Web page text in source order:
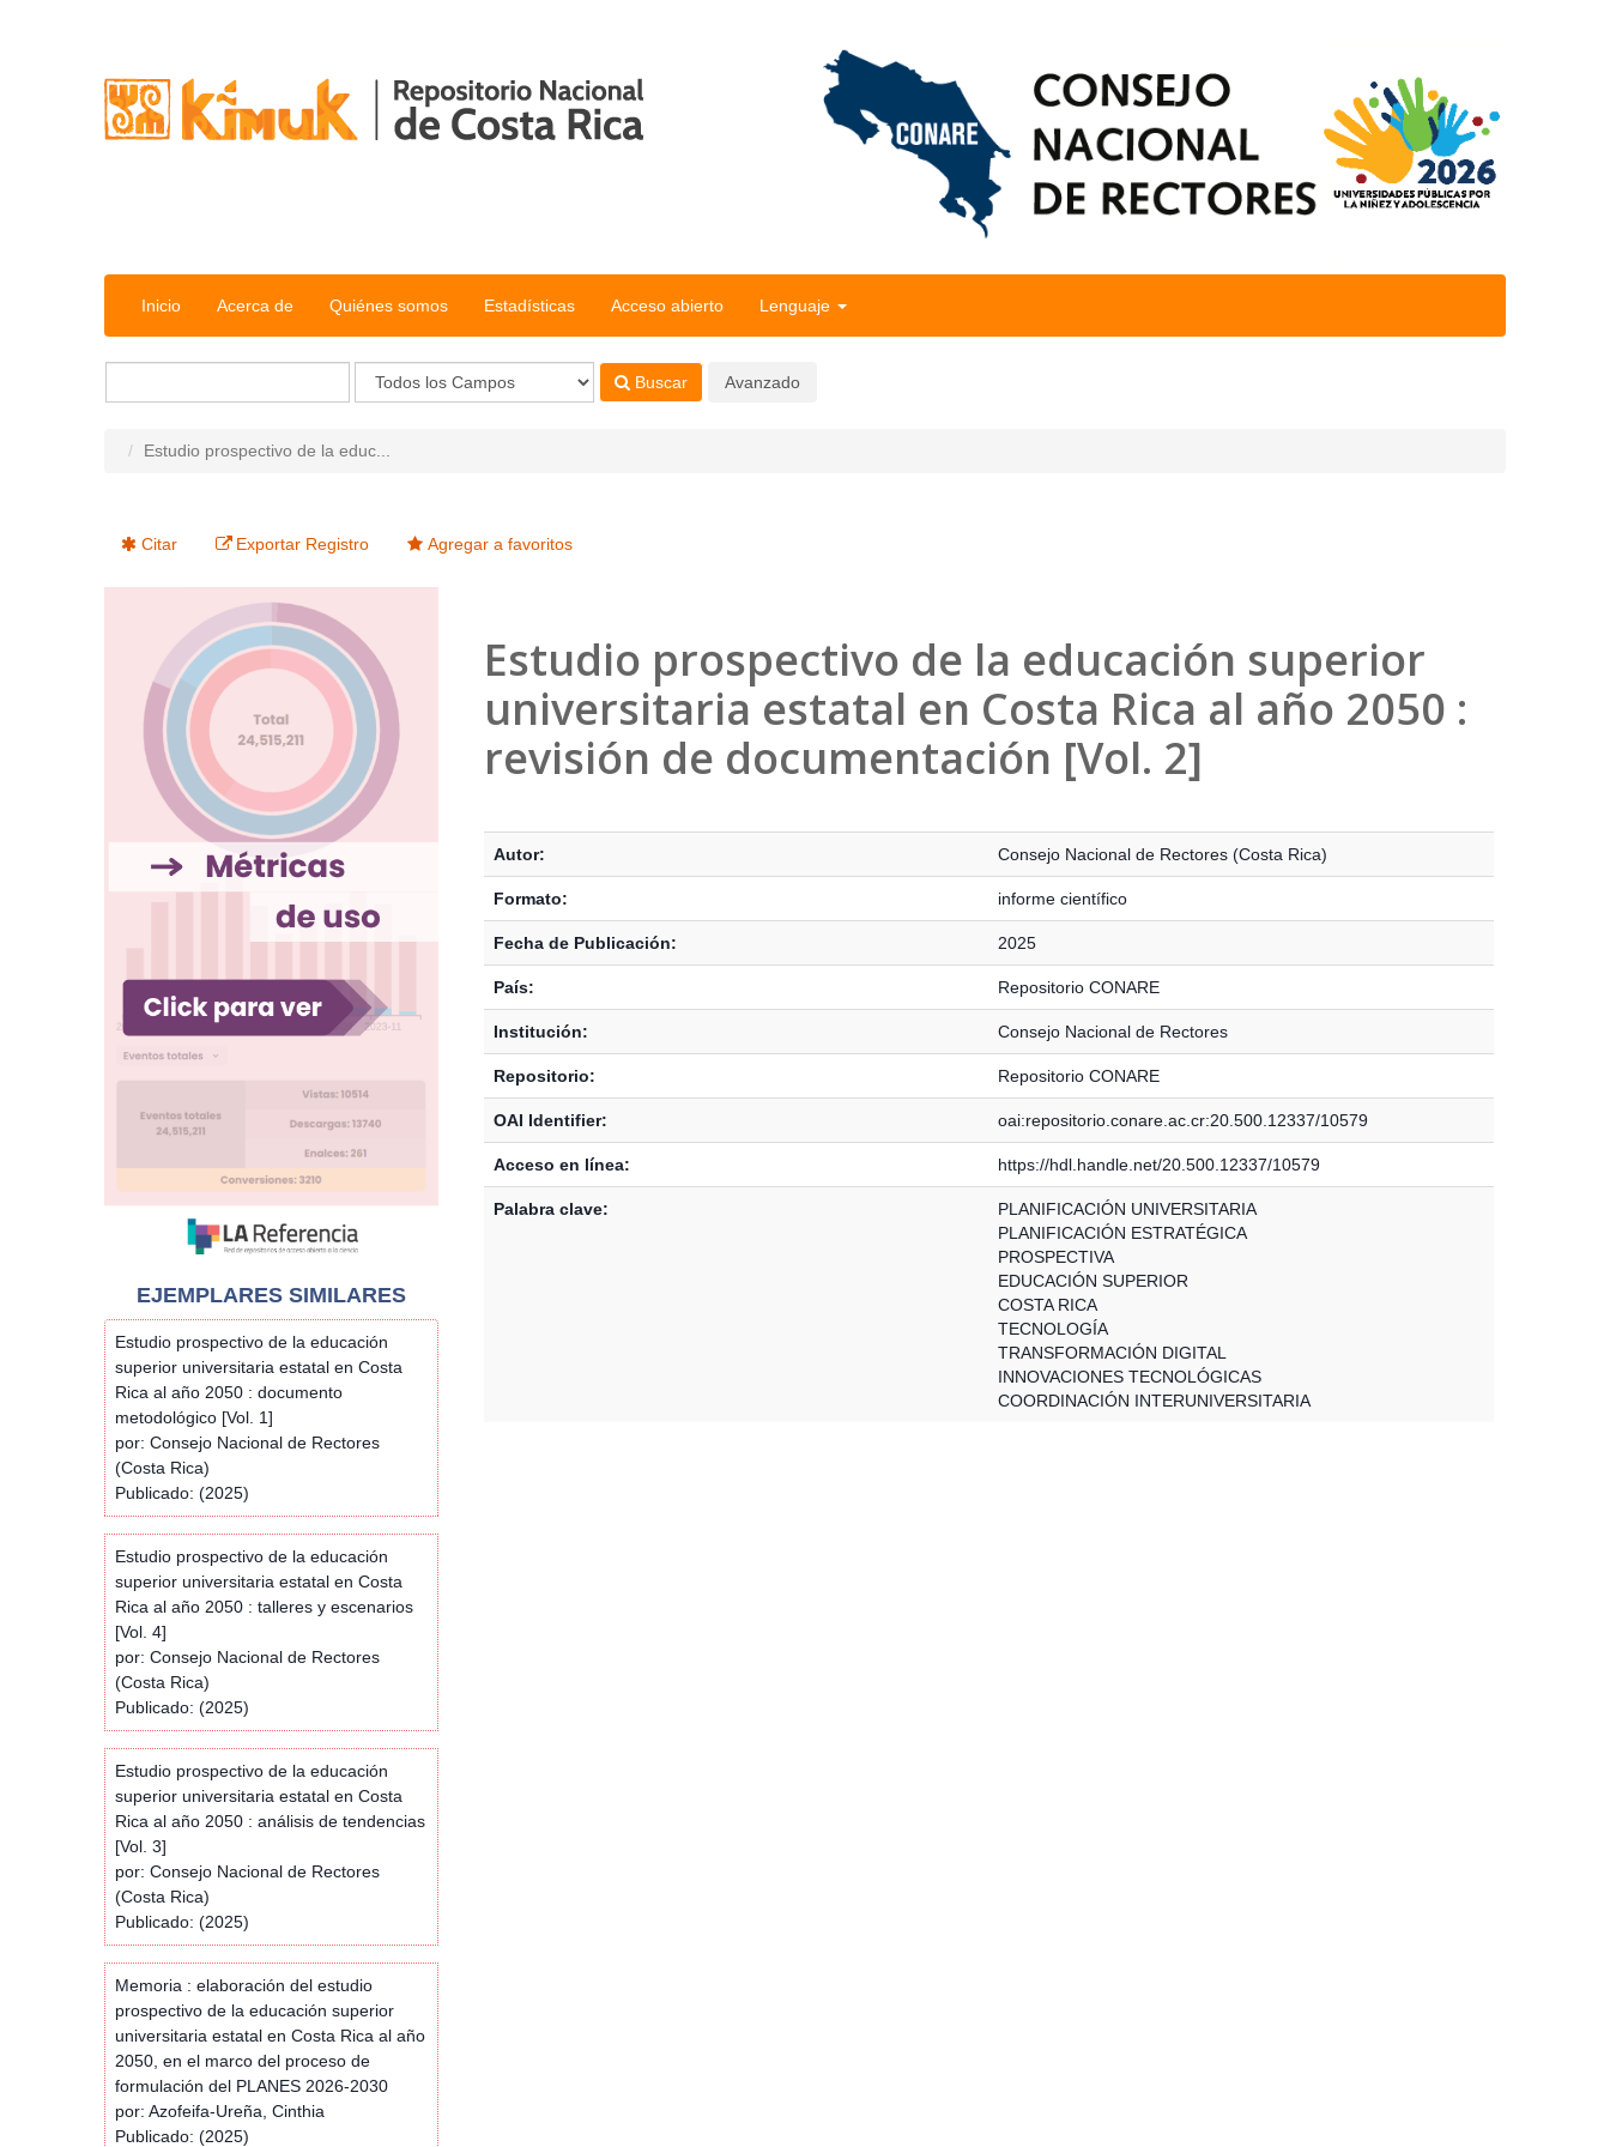
Inicio Acerca de Quiénes somos Estadísticas Acceso abierto Lenguaje
Buscar Avanzado
Estudio prospectivo de la educ...
Citar Exportar Registro Agregar a favoritos
Estudio prospectivo de la educación superior
universitaria estatal en Costa Rica al año 2050 :
revisión de documentación [Vol. 2]
Autor: Consejo Nacional de Rectores (Costa Rica)
Formato: informe científico
Fecha de Publicación: 2025
País: Repositorio CONARE
Institución: Consejo Nacional de Rectores
Repositorio: Repositorio CONARE
OAI Identifier: oai:repositorio.conare.ac.cr:20.500.12337/10579
Acceso en línea: https://hdl.handle.net/20.500.12337/10579
Palabra clave:
PLANIFICACIÓN UNIVERSITARIA
PLANIFICACIÓN ESTRATÉGICA
PROSPECTIVA
EDUCACIÓN SUPERIOR
COSTA RICA
TECNOLOGÍA
TRANSFORMACIÓN DIGITAL
INNOVACIONES TECNOLÓGICAS
COORDINACIÓN INTERUNIVERSITARIA
EJEMPLARES SIMILARES
Estudio prospectivo de la educación
superior universitaria estatal en Costa
Rica al año 2050 : documento
metodológico [Vol. 1]
por: Consejo Nacional de Rectores
(Costa Rica)
Publicado: (2025)
Estudio prospectivo de la educación
superior universitaria estatal en Costa
Rica al año 2050 : talleres y escenarios
[Vol. 4]
por: Consejo Nacional de Rectores
(Costa Rica)
Publicado: (2025)
Estudio prospectivo de la educación
superior universitaria estatal en Costa
Rica al año 2050 : análisis de tendencias
[Vol. 3]
por: Consejo Nacional de Rectores
(Costa Rica)
Publicado: (2025)
Memoria : elaboración del estudio
prospectivo de la educación superior
universitaria estatal en Costa Rica al año
2050, en el marco del proceso de
formulación del PLANES 2026-2030
por: Azofeifa-Ureña, Cinthia
Publicado: (2025)